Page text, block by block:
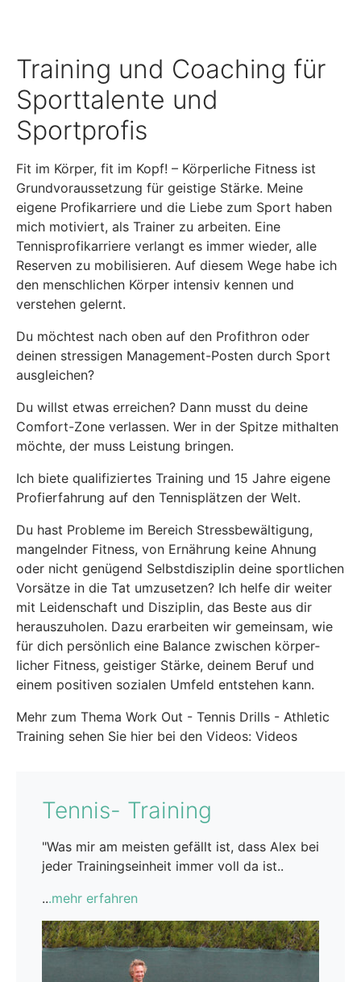
Training und Coaching für
Sporttalente und
Sportprofis
Fit im Körper, fit im Kopf! – Körperliche Fitness ist
Grundvoraussetzung für geistige Stärke. Meine
eigene Profikarriere und die Liebe zum Sport haben
mich motiviert, als Trainer zu arbeiten. Eine
Tennisprofikarriere verlangt es immer wieder, alle
Reserven zu mobilisieren. Auf diesem Wege habe ich
den menschlichen Körper intensiv kennen und
verstehen gelernt.
Du möchtest nach oben auf den Profithron oder
deinen stressigen Management-Posten durch Sport
ausgleichen?
Du willst etwas erreichen? Dann musst du deine
Comfort-Zone verlassen. Wer in der Spitze mithalten
möchte, der muss Leistung bringen.
Ich biete qualifiziertes Training und 15 Jahre eigene
Profierfahrung auf den Tennisplätzen der Welt.
Du hast Probleme im Bereich Stressbewältigung,
mangelnder Fitness, von Ernährung keine Ahnung
oder nicht genügend Selbstdisziplin deine sportlichen
Vorsätze in die Tat umzusetzen? Ich helfe dir weiter
mit Leidenschaft und Disziplin, das Beste aus dir
herauszuholen. Dazu erarbeiten wir gemeinsam, wie
für dich persönlich eine Balance zwischen körper­
licher Fitness, geistiger Stärke, deinem Beruf und
einem positiven sozialen Umfeld entstehen kann.
Mehr zum Thema Work Out - Tennis Drills - Athletic
Training sehen Sie hier bei den Videos: Videos
Tennis- Training
"Was mir am meisten gefällt ist, dass Alex bei
jeder Trainingseinheit immer voll da ist..
...mehr erfahren